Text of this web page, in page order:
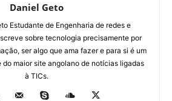
Daniel Geto
Estudante de Engenharia de redes e
sobre tecnologia precisamente por
ser algo que ama fazer e para si é um
maior site angolano de notícias ligadas
à TICs.